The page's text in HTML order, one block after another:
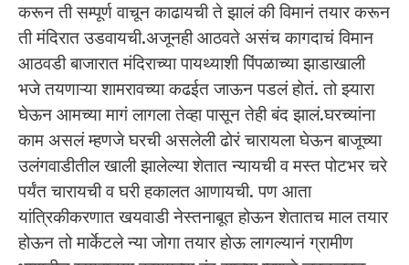
करून ती सम्पूर्ण वाचून काढायची ते झालं की विमानं तयार करून
ती मंदिरात उडवायची.अजूनही आठवते असंच कागदाचं विमान
आठवडी बाजारात मंदिराच्या पायथ्याशी पिंपळाच्या झाडाखाली
भजे तयणाऱ्या शामरावच्या कढईत जाऊन पडलं होतं. तो झ्यारा
घेऊन आमच्या मागं लागला तेव्हा पासून तेही बंद झालं.घरच्यांना
काम असलं म्हणजे घरची असलेली ढोरं चारायला घेऊन बाजूच्या
उलंगवाडीतील खाली झालेल्या शेतात न्यायची व मस्त पोटभर चरे
पर्यंत चारायची व घरी हकालत आणायची. पण आता
यांत्रिकीकरणात खयवाडी नेस्तनाबूत होऊन शेतातच माल तयार
होऊन तो मार्केटले न्या जोगा तयार होऊ लागल्यानं ग्रामीण